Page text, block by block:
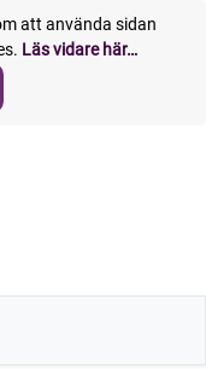
att använda sidan
Läs vidare här…